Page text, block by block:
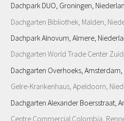
Dachpark DUO, Groningen,
Dachgarten Bibliothek, Malden,
Dachpark Alnovum, Almere,
Dachgarten Overhoeks,
Gelre-Krankenhaus, Apeldoorn,
Dachgarten Alexander Boersstraat,
Centre Commercial Colombia,